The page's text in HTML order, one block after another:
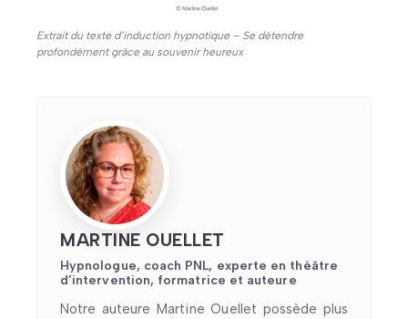
Extrait du texte d’induction hypnotique – Se détendre
profondément grâce au souvenir heureux
MARTINE OUELLET
Hypnologue, coach PNL, experte en théâtre
d’intervention, formatrice et auteure
Notre auteure Martine Ouellet possède plus